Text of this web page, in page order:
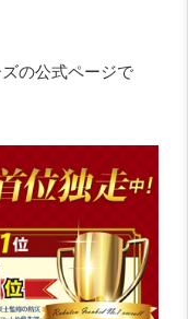
ズの公式ページで